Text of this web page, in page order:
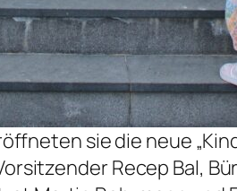
sie die neue
Recep Bal,